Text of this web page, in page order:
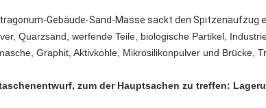
Gebäude-Sand-Masse sackt den Spitzenaufzug
Quarzsand, werfende Teile, biologische Partikel,
Graphit, Aktivkohle, Mikrosilikonpulver und Brücke,
zum der Hauptsachen zu treffen: